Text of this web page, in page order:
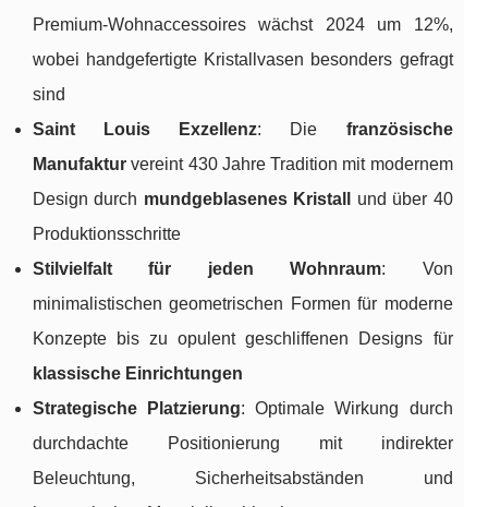
Premium-Wohnaccessoires wächst 2024 um 12%,
wobei handgefertigte Kristallvasen besonders gefragt
sind
Saint Louis Exzellenz: Die französische
Manufaktur vereint 430 Jahre Tradition mit modernem
Design durch mundgeblasenes Kristall
und über 40
Produktionsschritte
Stilvielfalt für jeden Wohnraum: Von
minimalistischen geometrischen Formen für moderne
Konzepte bis zu opulent geschliffenen Designs für
klassische Einrichtungen
Strategische Platzierung: Optimale Wirkung durch
durchdachte Positionierung mit indirekter
Beleuchtung, Sicherheitsabständen und